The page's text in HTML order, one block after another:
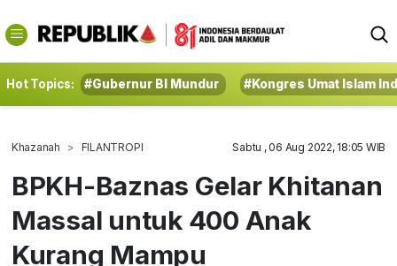
Hot Topics: #Gubernur BI Mundur #Kongres Umat Islam
Khazanah FILANTROPI Sabtu , 06 Aug 2022, 18:05 WIB
BPKH-Baznas Gelar Khitanan
Massal untuk 400 Anak
Kurang Mampu